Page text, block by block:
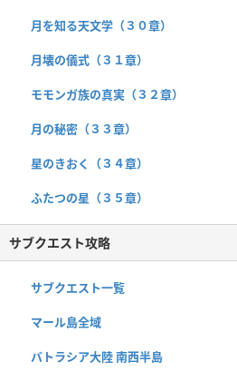
月を知る天文学（３０章）
月壊の儀式（３１章）
モモンガ族の真実（３２章）
月の秘密（３３章）
星のきおく（３４章）
ふたつの星（３５章）
サブクエスト攻略
サブクエスト一覧
マール島全域
バトラシア大陸 南西半島